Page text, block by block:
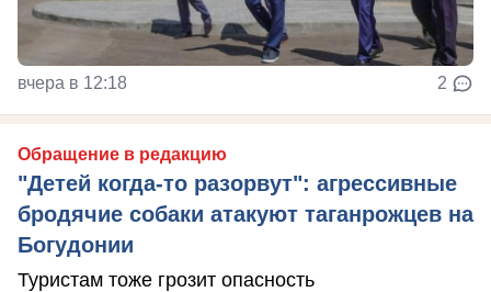
вчера в 12:18 2
Обращение в редакцию
"Детей когда-то разорвут": агрессивные
бродячие собаки атакуют таганрожцев на
Богудонии
Туристам тоже грозит опасность